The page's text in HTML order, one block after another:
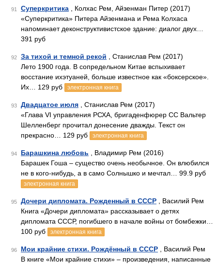
91 Суперкритика , Колхас Рем, Айзенман Питер (2017)
«Суперкритика» Питера Айзенмана и Рема Колхаса
напоминает деконструктивистское здание: диалог двух…
391 руб
92 За тихой и темной рекой , Станислав Рем (2017)
Лето 1900 года. В сопредельном Китае вспыхивает
восстание ихэтуаней, больше известное как «боксерское».
Их… 129 руб
электронная книга
93 Двадцатое июля , Станислав Рем (2017)
«Глава VI управления РСХА, бригаденфюрер СС Вальтер
Шелленберг прочитал донесение дважды. Текст он
прекрасно… 129 руб
электронная книга
94 Барашкина любовь , Владимир Рем (2016)
Барашек Гоша – существо очень необычное. Он влюбился
не в кого-нибудь, а в само Солнышко и мечтал… 99.9 руб
электронная книга
95 Дочери дипломата. Рожденный в СССР , Василий Рем
Книга «Дочери дипломата» рассказывает о детях
дипломата СССР, погибшего в начале войны от бомбежки…
100 руб
электронная книга
96 Мои крайние стихи. Рождённый в СССР , Василий Рем
В книге «Мои крайние стихи» – произведения, написанные